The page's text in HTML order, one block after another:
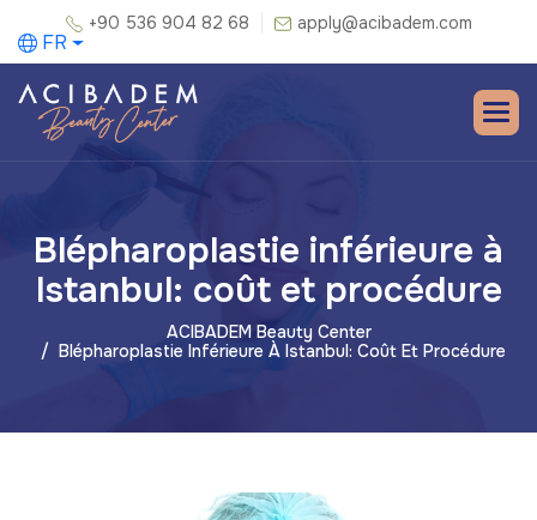
+90 536 904 82 68 apply@acibadem.com
FR
Blépharoplastie inférieure à
Istanbul: coût et procédure
ACIBADEM Beauty Center
Blépharoplastie Inférieure À Istanbul: Coût Et Procédure